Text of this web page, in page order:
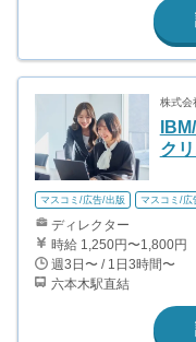
株式会
ク
マスコミ/広告/出版 マスコミ/広
ディレクター
時給 1,250円〜1,800円
週3日〜 / 1日3時間〜
六本木駅直結